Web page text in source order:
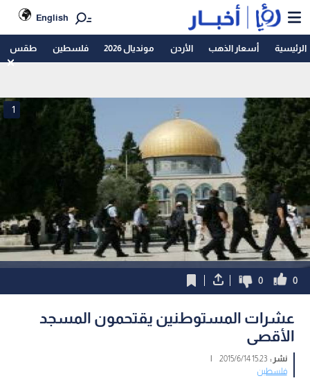
English
الرئيسية أسعار الذهب الأردن مونديال 2026 فلسطين طقس
1
0
0
عشرات المستوطنين يقتحمون المسجد
الأقصى
نشر :15:23 2015/6/14
|
فلسطين